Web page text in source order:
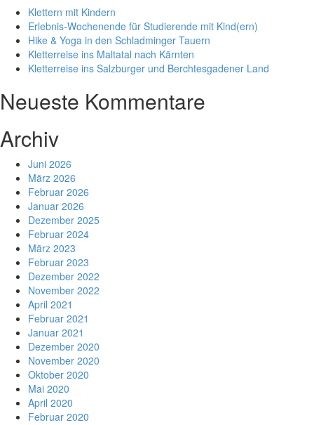
Klettern mit Kindern
Erlebnis-Wochenende für Studierende mit Kind(ern)
Hike & Yoga in den Schladminger Tauern
Kletterreise ins Maltatal nach Kärnten
Kletterreise ins Salzburger und Berchtesgadener Land
Neueste Kommentare
Archiv
Juni 2026
März 2026
Februar 2026
Januar 2026
Dezember 2025
Februar 2024
März 2023
Februar 2023
Dezember 2022
November 2022
April 2021
Februar 2021
Januar 2021
Dezember 2020
November 2020
Oktober 2020
Mai 2020
April 2020
Februar 2020